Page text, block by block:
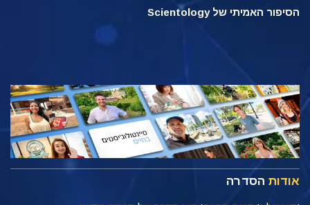
הסיפור האמיתי של Scientology
אודות הסדרה